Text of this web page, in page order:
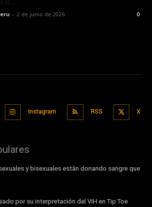
- 2 de junio de 2026 0
Instagram RSS X
y bisexuales están donando sangre que
por su interpretación del VIH en Tip Toe